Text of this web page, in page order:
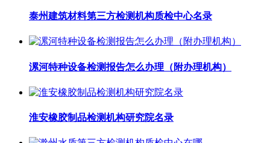
泰州建筑材料第三方检测机构质检中心名录
漯河特种设备检测报告怎么办理（附办理机构）
淮安橡胶制品检测机构研究院名录